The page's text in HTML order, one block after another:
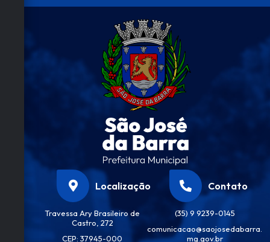
Localização
Travessa Ary Brasileiro de
Castro, 272
CEP: 37945-000
Contato
(35) 9 9239-0145
comunicacao@saojosedabarra.
mg.gov.br